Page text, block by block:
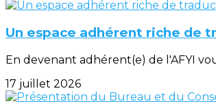
Un espace adhérent riche de
En devenant adhérent(e) de l'AFYI
17 juillet 2026